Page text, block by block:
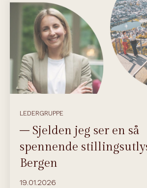
LEDERGRUPPE
– Sjelden jeg ser en så
spennende
Bergen
19.01.2026